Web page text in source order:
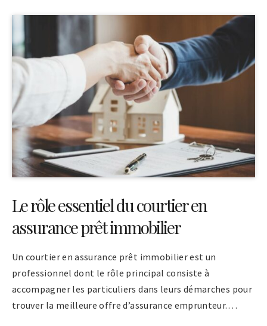
Le rôle essentiel du courtier en
assurance prêt immobilier
Un courtier en assurance prêt immobilier est un
professionnel dont le rôle principal consiste à
accompagner les particuliers dans leurs démarches pour
trouver la meilleure offre d’assurance emprunteur.…